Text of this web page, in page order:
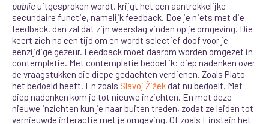
publicuitgesproken wordt, krijgt het een aantrekkelijke
secundaire functie, namelijk feedback. Doe je niets met die
feedback, dan zal dat zijn weerslag vinden op je omgeving. Die
keert zich na een tijd om en wordt selectief doof voor je
eenzijdige gezeur. Feedback moet daarom worden omgezet in
contemplatie. Met contemplatie bedoel ik: diep nadenken over
de vraagstukken die diepe gedachten verdienen. Zoals Plato
het bedoeld heeft. En zoals Slavoj Žižek dat nu bedoelt. Met
diep nadenken kom je tot nieuwe inzichten. En met deze
nieuwe inzichten kun je naar buiten treden, zodat ze leiden tot
vernieuwde interactie met je omgeving. Of zoals Einstein het